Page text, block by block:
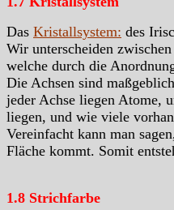
Das Kristallsystem: des
Wir unterscheiden
welche durch die
Die Achsen sind
jeder Achse liegen Atome,
liegen, und wie viele
Vereinfacht kann man
Fläche kommt. Somit
1.8 Strichfarbe